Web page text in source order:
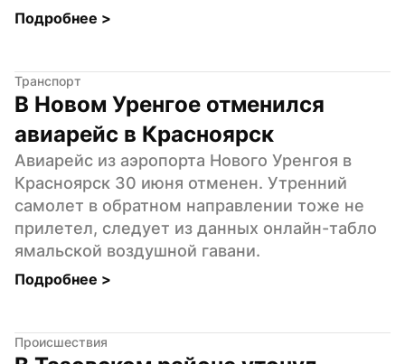
Подробнее >
Транспорт
В Новом Уренгое отменился
авиарейс в Красноярск
Авиарейс из аэропорта Нового Уренгоя в
Красноярск 30 июня отменен. Утренний
самолет в обратном направлении тоже не
прилетел, следует из данных онлайн-табло
ямальской воздушной гавани.
Подробнее >
Происшествия